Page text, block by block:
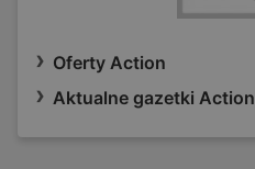
Oferty Action
Aktualne gazetki Action